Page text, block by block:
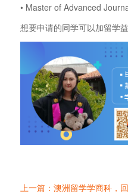
• Master of Advanced
想要申请的同学可以加留学
上一篇：澳洲留学学商科，